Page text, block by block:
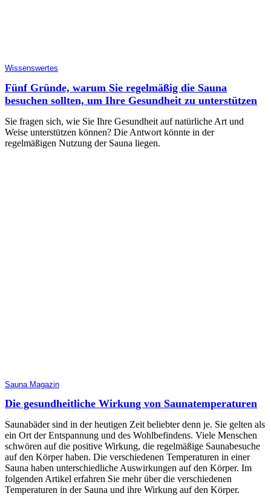
Wissenswertes
Fünf Gründe, warum Sie regelmäßig die Sauna
besuchen sollten, um Ihre Gesundheit zu unterstützen
Sie fragen sich, wie Sie Ihre Gesundheit auf natürliche Art und
Weise unterstützen können? Die Antwort könnte in der
regelmäßigen Nutzung der Sauna liegen.
Sauna Magazin
Die gesundheitliche Wirkung von Saunatemperaturen
Saunabäder sind in der heutigen Zeit beliebter denn je. Sie gelten als
ein Ort der Entspannung und des Wohlbefindens. Viele Menschen
schwören auf die positive Wirkung, die regelmäßige Saunabesuche
auf den Körper haben. Die verschiedenen Temperaturen in einer
Sauna haben unterschiedliche Auswirkungen auf den Körper. Im
folgenden Artikel erfahren Sie mehr über die verschiedenen
Temperaturen in der Sauna und ihre Wirkung auf den Körper.